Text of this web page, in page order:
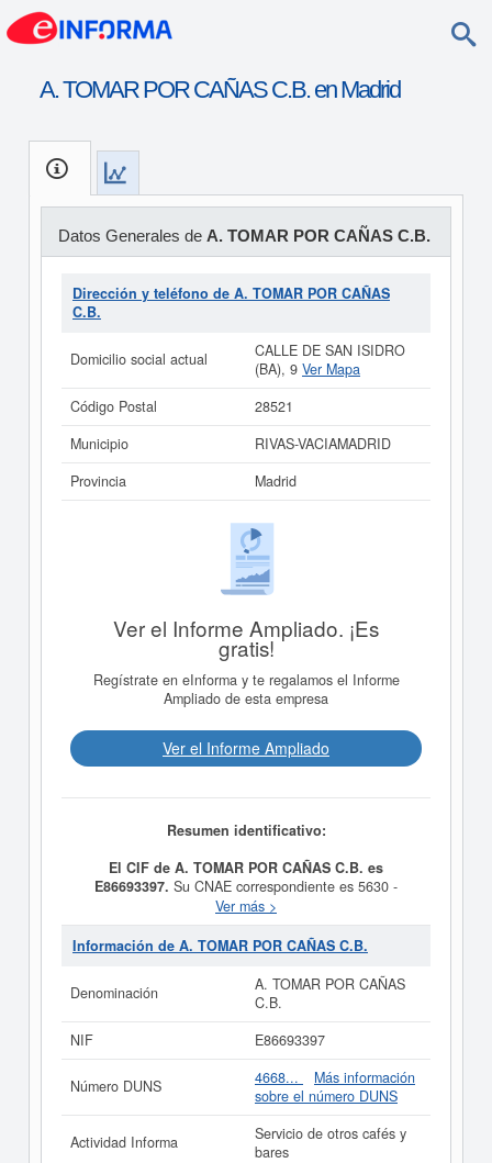
A. TOMAR POR CAÑAS C.B. en Madrid
Datos Generales de A. TOMAR POR CAÑAS C.B.
Dirección y teléfono de A. TOMAR POR CAÑAS
C.B.
Domicilio social actual
CALLE DE SAN ISIDRO
(BA), 9 Ver Mapa
Código Postal
28521
Municipio
RIVAS-VACIAMADRID
Provincia
Madrid
Ver el Informe Ampliado. ¡Es
gratis!
Regístrate en eInforma y te regalamos el Informe
Ampliado de esta empresa
Ver el Informe Ampliado
Resumen identificativo:
El CIF de A. TOMAR POR CAÑAS C.B. es
E86693397. Su CNAE correspondiente es 5630 -
Servicios de bebidas. Los digitos correspondientes al
número SIC deA. TOMAR POR CAÑAS C.B.son
58130000. La consulta más reciente de la ficha de esta
consultas. Esta empresa y las similares de su sector
pueden pedir algunas subvenciones. Si desea saber
Si está interesado en conocer más datos de la empresa
A. TOMAR POR CAÑAS C.B. puede
acceder
inmediatamente a este Informe ampliadode A. TOMAR
POR CAÑAS C.B. y consultar los resultados de sus
años de actividad, así como los balances y cuentas de
resultados disponibles.
Ver más >
Información de A. TOMAR POR CAÑAS C.B.
Denominación
A. TOMAR POR CAÑAS
C.B.
NIF
E86693397
Número DUNS 4668...
Más información
sobre el número DUNS
Actividad Informa
Servicio de otros cafés y
bares